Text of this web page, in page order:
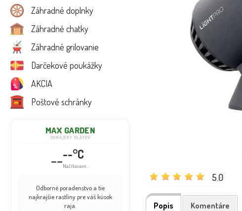
Záhradné doplnky
Záhradné chatky
Záhradné grilovanie
Darčekové poukážky
AKCIA
Poštové schránky
MAX GARDEN
DUNAJSKÝ KLÁTOV
----°C
Načítavam...
Odborné poradenstvo a tie
najkrajšie rastliny pre váš kúsok
raja.
5.0
Popis Komentáre